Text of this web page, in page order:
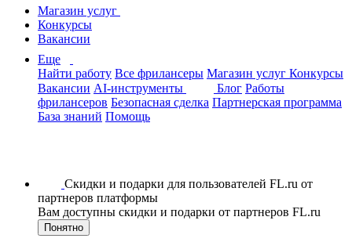
Магазин услуг
Конкурсы
Вакансии
Еще
Найти работу Все фрилансеры Магазин услуг Конкурсы
Вакансии AI-инструменты Блог Работы
фрилансеров Безопасная сделка Партнерская программа
База знаний Помощь
Скидки и подарки для пользователей FL.ru от
партнеров платформы
Вам доступны скидки и подарки от партнеров FL.ru
Понятно